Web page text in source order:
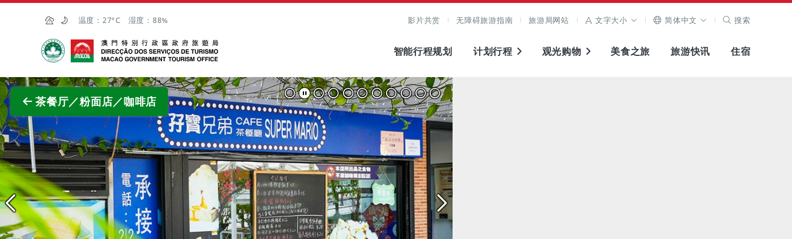
跳至主内容
温度： 27°C 湿度： 88% 影片共赏 无障碍旅游指南 旅游局网站 文字大小 简体中文 搜索
澳门特别行政区政府旅游局
智能行程规划 计划行程 观光购物 美食之旅 旅游快讯 住宿
茶餐厅／粉面店／咖啡店
查看原图